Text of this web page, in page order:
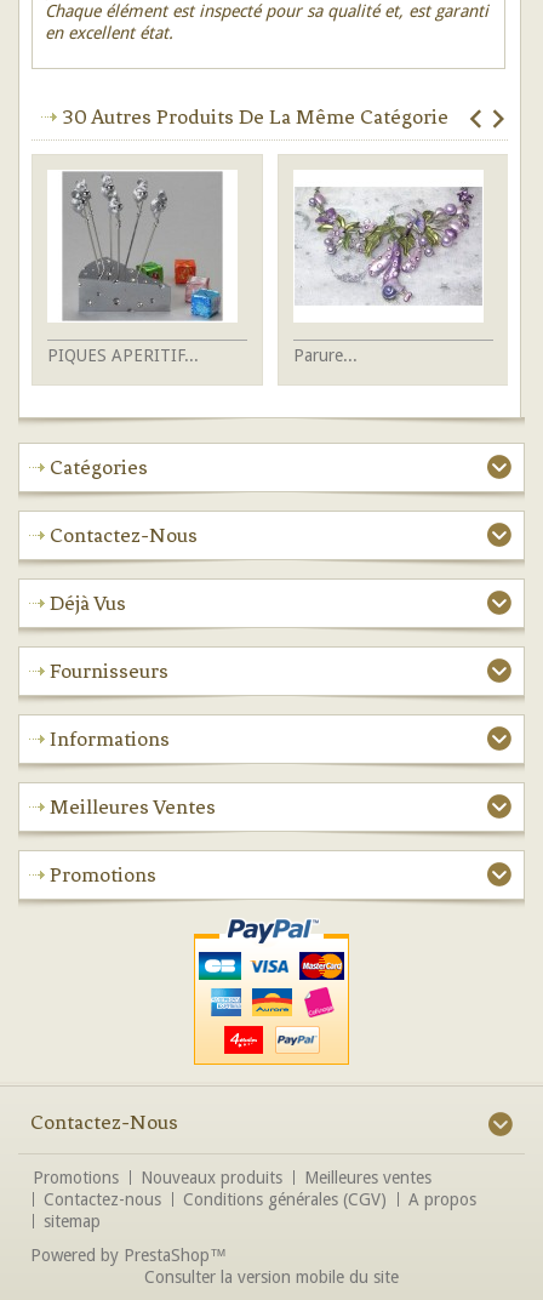
Chaque élément est inspecté pour sa qualité et, est garanti
en excellent état.
30 Autres Produits De La Même Catégorie
PIQUES APERITIF... Parure...
Catégories
Contactez-Nous
Déjà Vus
Fournisseurs
Informations
Meilleures Ventes
Promotions
Contactez-Nous
Promotions Nouveaux produits
Meilleures ventes
Contactez-nous
Conditions générales (CGV)
A propos
sitemap
Powered by PrestaShop™
Consulter la version mobile du site